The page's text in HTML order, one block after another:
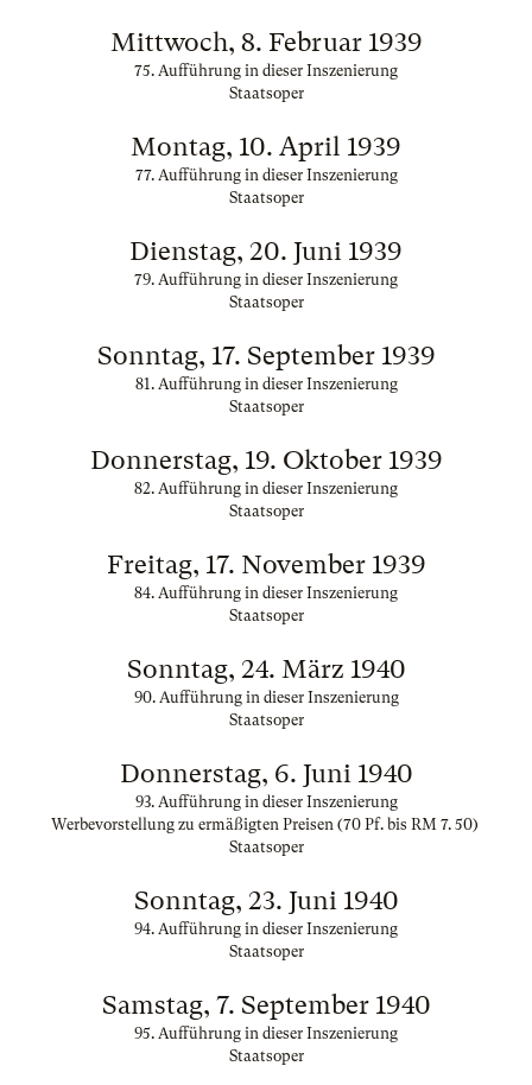
Mittwoch, 8. Februar 1939
75. Aufführung in dieser Inszenierung
Staatsoper
Montag, 10. April 1939
77. Aufführung in dieser Inszenierung
Staatsoper
Dienstag, 20. Juni 1939
79. Aufführung in dieser Inszenierung
Staatsoper
Sonntag, 17. September 1939
81. Aufführung in dieser Inszenierung
Staatsoper
Donnerstag, 19. Oktober 1939
82. Aufführung in dieser Inszenierung
Staatsoper
Freitag, 17. November 1939
84. Aufführung in dieser Inszenierung
Staatsoper
Sonntag, 24. März 1940
90. Aufführung in dieser Inszenierung
Staatsoper
Donnerstag, 6. Juni 1940
93. Aufführung in dieser Inszenierung
Werbevorstellung zu ermäßigten Preisen (70 Pf. bis RM 7. 50)
Staatsoper
Sonntag, 23. Juni 1940
94. Aufführung in dieser Inszenierung
Staatsoper
Samstag, 7. September 1940
95. Aufführung in dieser Inszenierung
Staatsoper